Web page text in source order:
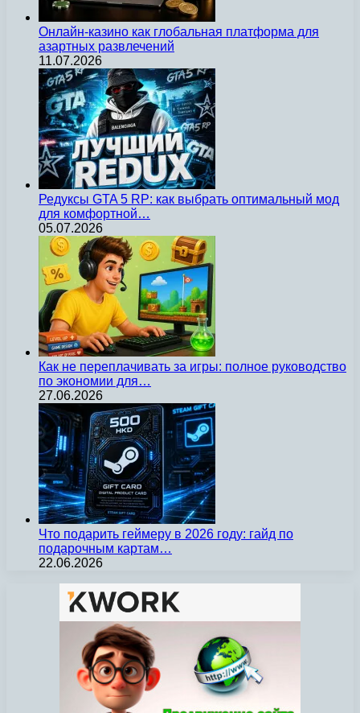
Онлайн-казино как глобальная платформа для
азартных развлечений
11.07.2026
Редуксы GTA 5 RP: как выбрать оптимальный мод
для комфортной…
05.07.2026
Как не переплачивать за игры: полное руководство
по экономии для…
27.06.2026
Что подарить геймеру в 2026 году: гайд по
подарочным картам…
22.06.2026